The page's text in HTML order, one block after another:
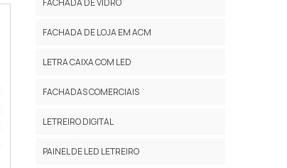
FACHADA DE LOJA EM ACM
LETRA CAIXA COM LED
FACHADAS COMERCIAIS
LETREIRO DIGITAL
PAINEL DE LED LETREIRO